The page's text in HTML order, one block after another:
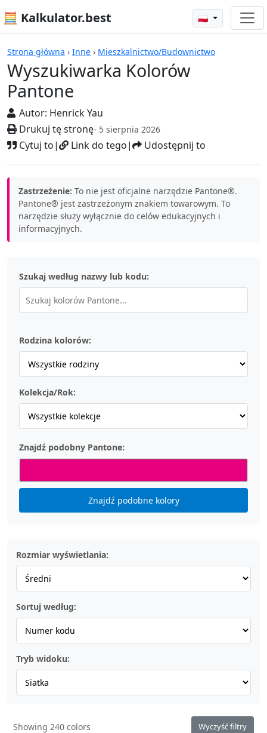
🧮 Kalkulator.best 🇵🇱
Strona główna › Inne › Mieszkalnictwo/Budownictwo
Wyszukiwarka Kolorów
Pantone
Autor: Henrick Yau
Drukuj tę stronę- 5 sierpnia 2026
Cytuj to| Link do tego| Udostępnij to
Kalkulatory
Zastrzeżenie: To nie jest oficjalne narzędzie Pantone®.
Pantone® jest zastrzeżonym znakiem towarowym. To
narzędzie służy wyłącznie do celów edukacyjnych i
informacyjnych.
Szukaj według nazwy lub kodu:
Rodzina kolorów:
Kolekcja/Rok:
Znajdź podobny Pantone:
Znajdź podobne kolory
Rozmiar wyświetlania:
Sortuj według:
Tryb widoku:
Showing 240 colors Wyczyść filtry